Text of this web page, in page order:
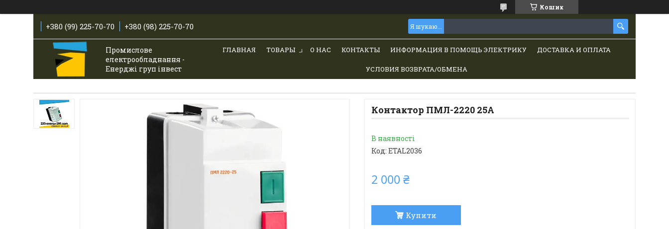
Кошик
+380 (99) 225-70-70 +380 (98) 225-70-70
Промислове
електрообладнання -
Енерджі груп інвест
ГЛАВНАЯ ТОВАРЫ О НАС КОНТАКТЫ ИНФОРМАЦИЯ В ПОМОЩЬ ЭЛЕКТРИКУ ДОСТАВКА И ОПЛАТА
УСЛОВИЯ ВОЗВРАТА/ОБМЕНА
Контактор ПМЛ-2220 25А
В наявності
Код: ETAL2036
2 000 ₴
Купити